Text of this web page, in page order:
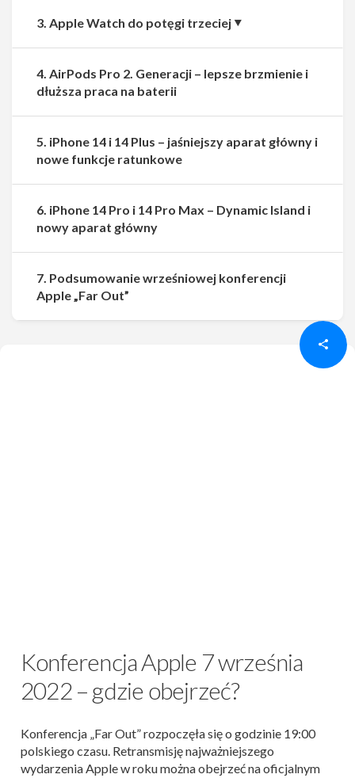
Udostępnij
Konferencja Apple 7 września
2022 – gdzie obejrzeć?
Konferencja „Far Out” rozpoczęła się o godzinie 19:00
polskiego czasu. Retransmisję najważniejszego
wydarzenia Apple w roku można obejrzeć na oficjalnym
3. Apple Watch do potęgi trzeciej
4. AirPods Pro 2. Generacji – lepsze brzmienie i
dłuższa praca na baterii
5. iPhone 14 i 14 Plus – jaśniejszy aparat główny i
nowe funkcje ratunkowe
6. iPhone 14 Pro i 14 Pro Max – Dynamic Island i
nowy aparat główny
7. Podsumowanie wrześniowej konferencji
Apple „Far Out”